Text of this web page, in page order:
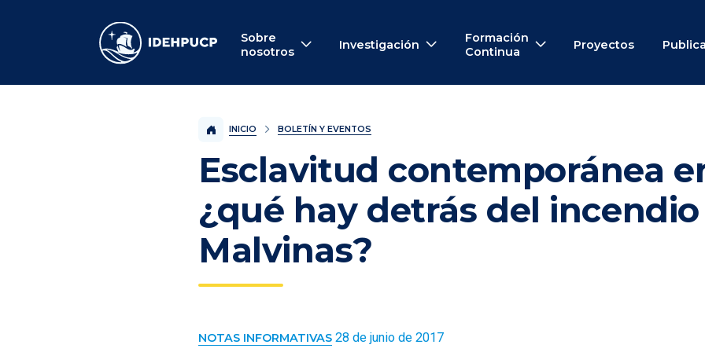
IDEHPUCP
Sobre
nosotros
Investigación
Formación
Continua
Proyectos
INICIO BOLETÍN Y EVENTOS
Esclavitud contemporánea
¿qué hay detrás del incendio
Malvinas?
NOTAS INFORMATIVAS 28 de junio de 2017